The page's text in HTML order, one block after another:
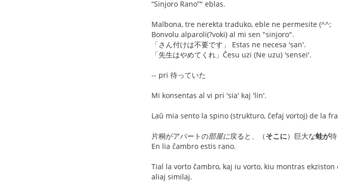
“Sinjoro Rano”" eblas.
Malbona, tre nerekta traduko, eble ne permesite (^^;
Bonvolu alparoli(?voki) al mi sen "sinjoro".
「さん付けは不要です」 Estas ne necesa 'san'.
「先生はやめてくれ」Ĉesu uzi (Ne uzu) 'sensei'.
-- pri 待っていた
Mi konsentas al vi pri 'sia' kaj 'lin'.
Laŭ mia sento la spino (strukturo, ĉefaj vortoj) de la
片桐がアパートの部屋に戻ると、（そこに）巨大な蛙が
En lia ĉambro estis rano.
Tial la vorto ĉambro, kaj iu vorto, kiu montras
aliaj similaj.